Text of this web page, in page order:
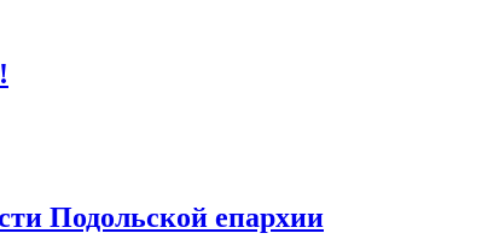
Подольской епархии